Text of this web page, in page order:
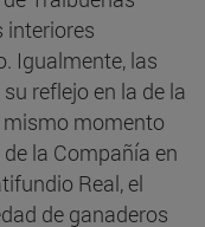
interiores
Igualmente, las
reflejo en la de la
mismo momento
la Compañía en
Real, el
de ganaderos